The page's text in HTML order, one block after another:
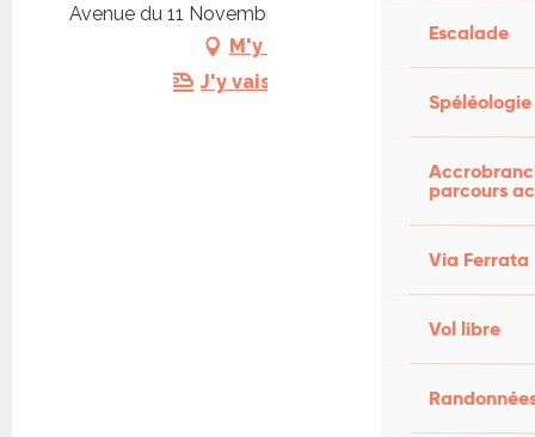
Escalade
Spéléologie
parcours
Via Ferrata
Vol libre
Avenue du 11 Novembre 1918, 46500 Gramat
M'y rendre
J'y vais en train !